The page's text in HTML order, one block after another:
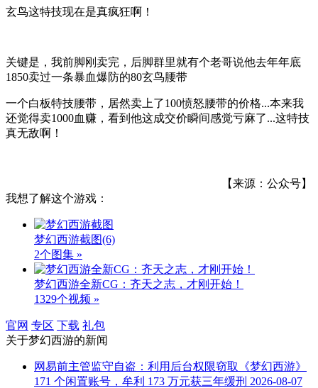
玄鸟这特技现在是真疯狂啊！
关键是，我前脚刚卖完，后脚群里就有个老哥说他去年年底
1850卖过一条暴血爆防的80玄鸟腰带
一个白板特技腰带，居然卖上了100愤怒腰带的价格...本来我
还觉得卖1000血赚，看到他这成交价瞬间感觉亏麻了...这特技
真无敌啊！
【来源：公众号】
我想了解这个游戏：
梦幻西游截图(6)
2个图集 »
梦幻西游全新CG：齐天之志，才刚开始！
1329个视频 »
官网 专区 下载 礼包
关于梦幻西游的新闻
网易前主管监守自盗：利用后台权限窃取《梦幻西游》
171 个闲置账号，牟利 173 万元获三年缓刑 2026-08-07